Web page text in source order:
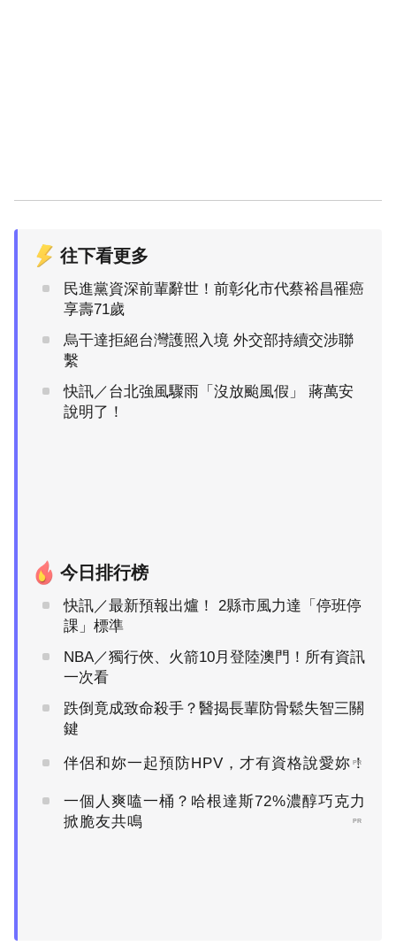
往下看更多
民進黨資深前輩辭世！前彰化市代蔡裕昌罹癌
享壽71歲
烏干達拒絕台灣護照入境 外交部持續交涉聯
繫
快訊／台北強風驟雨「沒放颱風假」 蔣萬安
說明了！
今日排行榜
快訊／最新預報出爐！ 2縣市風力達「停班停
課」標準
NBA／獨行俠、火箭10月登陸澳門！所有資訊
一次看
跌倒竟成致命殺手？醫揭長輩防骨鬆失智三關
鍵
伴侶和妳一起預防HPV，才有資格說愛妳！
PR
一個人爽嗑一桶？哈根達斯72%濃醇巧克力
掀脆友共鳴
PR